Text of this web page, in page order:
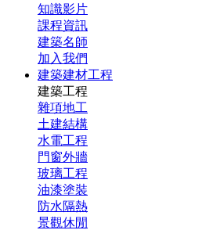
知識影片
課程資訊
建築名師
加入我們
建築建材工程
建築工程
雜項地工
土建結構
水電工程
門窗外牆
玻璃工程
油漆塗裝
防水隔熱
景觀休閒